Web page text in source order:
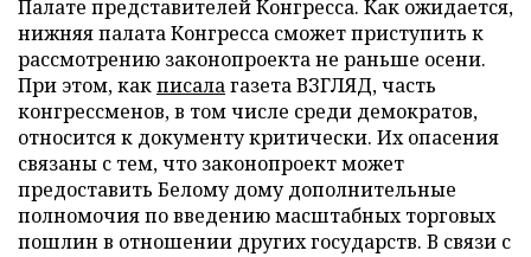
Палате представителей Конгресса. Как ожидается,
нижняя палата Конгресса сможет приступить к
рассмотрению законопроекта не раньше осени.
При этом, какписалагазета ВЗГЛЯД, часть
конгрессменов, в том числе среди демократов,
относится к документу критически. Их опасения
связаны с тем, что законопроект может
предоставить Белому дому дополнительные
полномочия по введению масштабных торговых
пошлин в отношении других государств. В связи с